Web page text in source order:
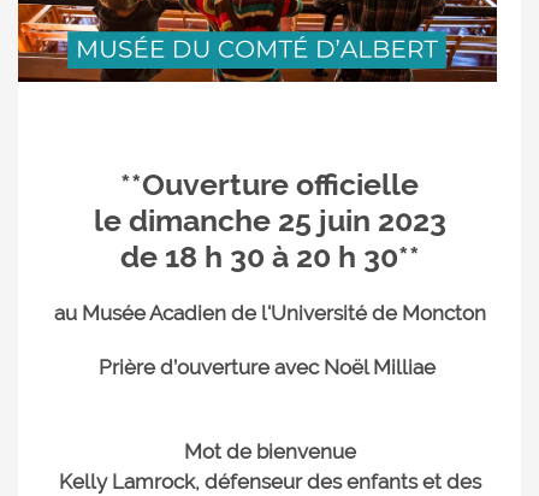
**Ouverture officielle
le dimanche 25 juin 2023
de 18 h 30 à 20 h 30**
au Musée Acadien de l'Université de Moncton
Prière d’ouverture avec Noël Milliae
Mot de bienvenue
Kelly Lamrock, défenseur des enfants et des